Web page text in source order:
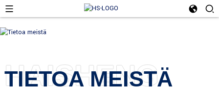
TIETOA MEISTÄ
HAISHENG